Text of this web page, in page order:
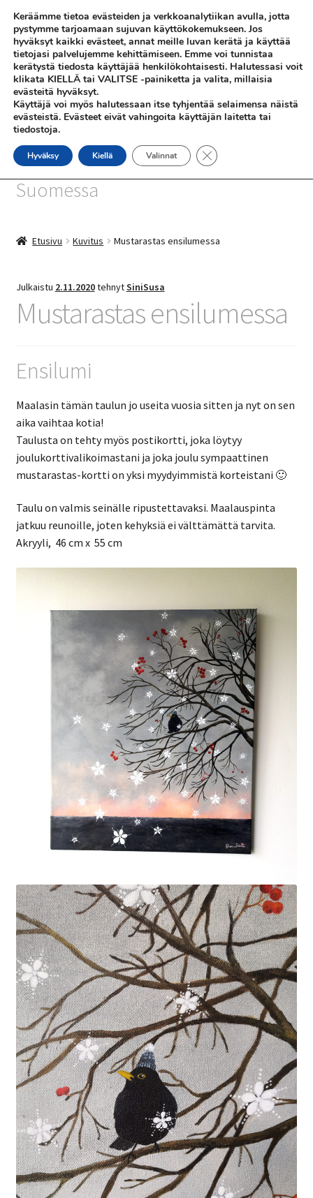
Siirry
navigointiin
Siirry
sisältöön
Valikko
SHOP
INFO
SiniSusan kortit painetaan
Suomessa
Etusivu Kuvitus Mustarastas ensilumessa
Julkaistu 2.11.2020tehnytSiniSusa
Mustarastas ensilumessa
Ensilumi
Maalasin tämän taulun jo useita vuosia sitten ja nyt on sen
aika vaihtaa kotia!
Taulusta on tehty myös postikortti, joka löytyy
joulukorttivalikoimastani ja joka joulu sympaattinen
mustarastas-kortti on yksi myydyimmistä korteistani 🙂
Taulu on valmis seinälle ripustettavaksi. Maalauspinta
jatkuu reunoille, joten kehyksiä ei välttämättä tarvita.
Akryyli, 46 cm x 55 cm
Keräämme tietoa evästeiden ja verkkoanalytiikan avulla, jotta
pystymme tarjoamaan sujuvan käyttökokemukseen. Jos
hyväksyt kaikki evästeet, annat meille luvan kerätä ja käyttää
tietojasi palvelujemme kehittämiseen. Emme voi tunnistaa
kerätystä tiedosta käyttäjää henkilökohtaisesti. Halutessasi voit
klikata KIELLÄ tai VALITSE -painiketta ja valita, millaisia
evästeitä hyväksyt.
Käyttäjä voi myös halutessaan itse tyhjentää selaimensa näistä
evästeistä. Evästeet eivät vahingoita käyttäjän laitetta tai
tiedostoja.
Hyväksy Kiellä Valinnat Sulje evästebanneri